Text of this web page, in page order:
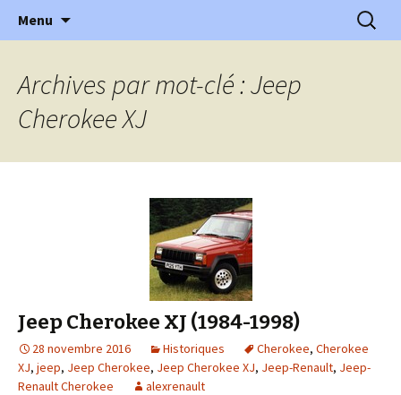
l'Automobile Ancienne
l'automobile ancienne : articles, historiques
…
Menu
Archives par mot-clé : Jeep
Cherokee XJ
Jeep Cherokee XJ (1984-1998)
28 novembre 2016 Historiques Cherokee, Cherokee
XJ, jeep, Jeep Cherokee, Jeep Cherokee XJ, Jeep-Renault, Jeep-
Renault Cherokee
alexrenault